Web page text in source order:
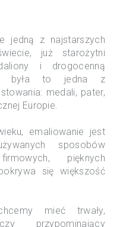
jedną z najstarszych
już starożytni
i drogocenną
była to jedna z
medali, pater,
Europie.
emaliowanie jest
sposobów
pięknych
się większość
mieć trwały,
przypominający